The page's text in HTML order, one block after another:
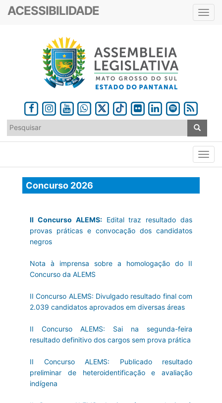
ACESSIBILIDADE
Concurso 2026
II Concurso ALEMS:Edital traz resultado das
provas práticas e convocação dos candidatos
negros
Nota à imprensa sobre a homologação do II
Concurso da ALEMS
II Concurso ALEMS: Divulgado resultado final com
2.039 candidatos aprovados em diversas áreas
II Concurso ALEMS: Sai na segunda-feira
resultado definitivo dos cargos sem prova prática
II Concurso ALEMS: Publicado resultado
preliminar de heteroidentificação e avaliação
indígena